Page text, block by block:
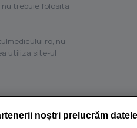
trebuie folosita
nu
utiliza site-ul
noștri prelucrăm